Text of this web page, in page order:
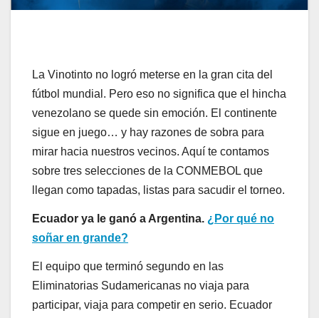
La Vinotinto no logró meterse en la gran cita del
fútbol mundial. Pero eso no significa que el hincha
venezolano se quede sin emoción. El continente
sigue en juego… y hay razones de sobra para
mirar hacia nuestros vecinos. Aquí te contamos
sobre tres selecciones de la CONMEBOL que
llegan como tapadas, listas para sacudir el torneo.
Ecuador ya le ganó a Argentina. ¿Por qué no
soñar en grande?
El equipo que terminó segundo en las
Eliminatorias Sudamericanas no viaja para
participar, viaja para competir en serio. Ecuador